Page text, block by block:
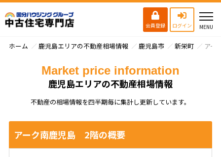
会員登録 ログイン
ホーム 鹿児島エリアの不動産相場情報 鹿児島市 新栄町 アー
鹿児島エリアの不動産相場情報
Market price information
不動産の相場情報を四半期毎に集計し更新しています。
アーク南鹿児島 2階の概要